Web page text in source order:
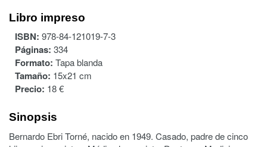
Libro impreso
ISBN: 978-84-121019-7-3
Páginas: 334
Formato: Tapa blanda
Tamaño: 15x21 cm
Precio: 18 €
Sinopsis
Bernardo Ebri Torné, nacido en 1949. Casado, padre de cinco